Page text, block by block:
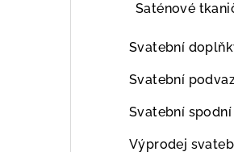
Saténové
Svatební
Svatební
Svatební
Výprodej